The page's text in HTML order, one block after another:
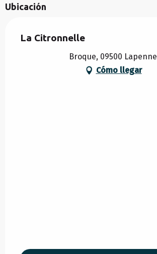
Ubicación
La Citronnelle
Broque, 09500 Lapenne
Cómo llegar